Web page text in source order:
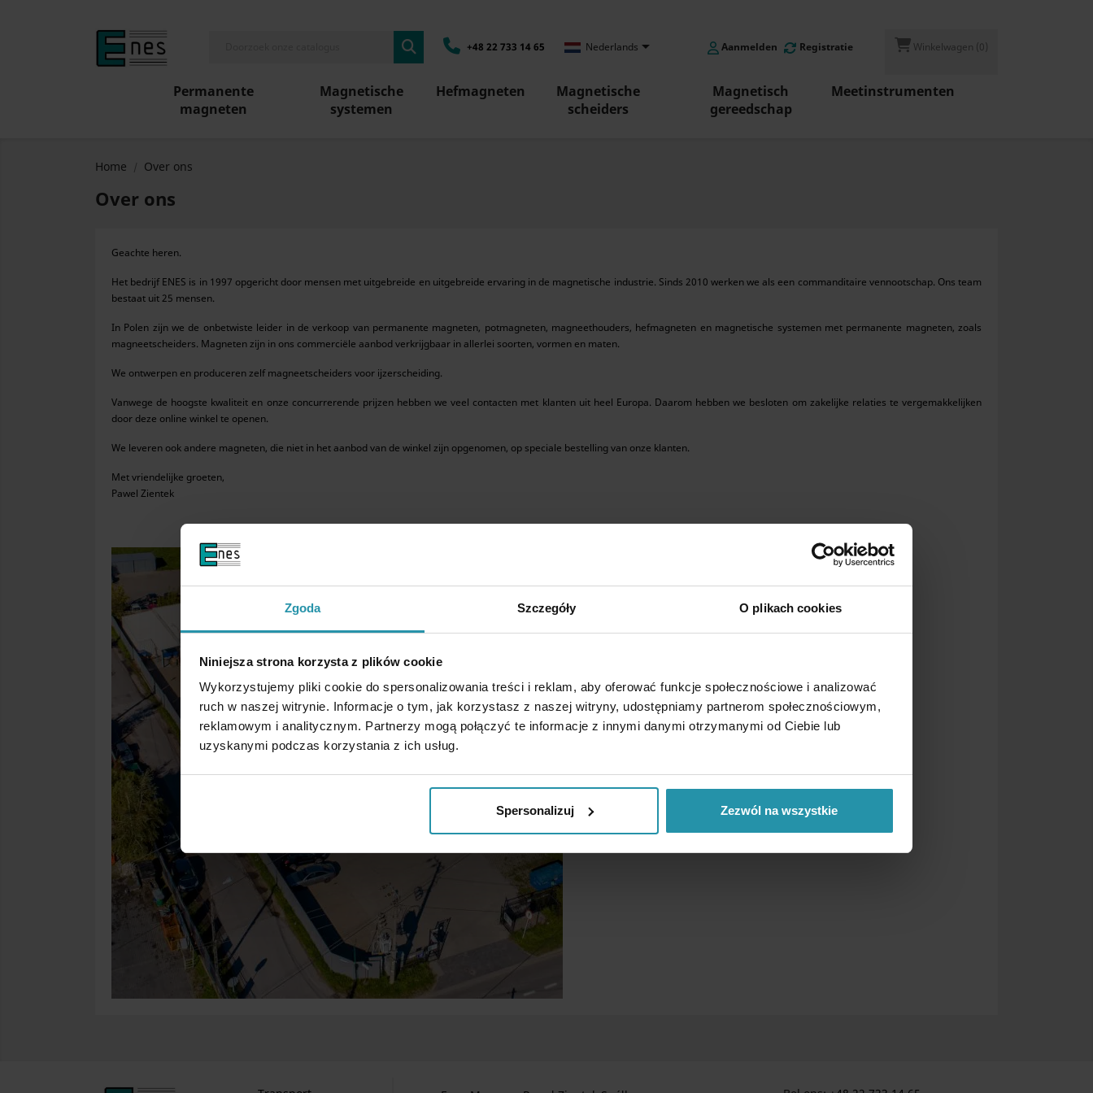
Zgoda Szczegóły O plikach cookies
Niniejsza strona korzysta z plików cookie
Wykorzystujemy pliki cookie do spersonalizowania treści i reklam, aby oferować funkcje społecznościowe i analizować
ruch w naszej witrynie. Informacje o tym, jak korzystasz z naszej witryny, udostępniamy partnerom społecznościowym,
reklamowym i analitycznym. Partnerzy mogą połączyć te informacje z innymi danymi otrzymanymi od Ciebie lub
uzyskanymi podczas korzystania z ich usług.
Spersonalizuj Zezwól na wszystkie
+48 22 733 14 65 Nederlands Aanmelden Registratie Winkelwagen (0)
Permanente
magneten
Magnetische
systemen
Hefmagneten
Magnetische
scheiders
Magnetisch
gereedschap
Meetinstrumenten
Home Over ons
Over ons
Geachte heren.
Het bedrijf ENES is in 1997 opgericht door mensen met uitgebreide en uitgebreide ervaring in de magnetische industrie. Sinds 2010 werken we als een commanditaire vennootschap. Ons team
bestaat uit 25 mensen.
In Polen zijn we de onbetwiste leider in de verkoop van permanente magneten, potmagneten, magneethouders, hefmagneten en magnetische systemen met permanente magneten, zoals
magneetscheiders. Magneten zijn in ons commerciële aanbod verkrijgbaar in allerlei soorten, vormen en maten.
We ontwerpen en produceren zelf magneetscheiders voor ijzerscheiding.
Vanwege de hoogste kwaliteit en onze concurrerende prijzen hebben we veel contacten met klanten uit heel Europa. Daarom hebben we besloten om zakelijke relaties te vergemakkelijken
door deze online winkel te openen.
We leveren ook andere magneten, die niet in het aanbod van de winkel zijn opgenomen, op speciale bestelling van onze klanten.
Met vriendelijke groeten,
Pawel Zientek